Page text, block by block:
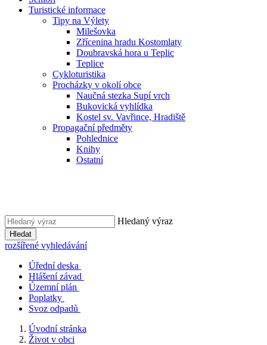
Turistické informace
Tipy na Výlety
Milešovka
Zřícenina hradu Kostomlaty
Doubravská hora u Teplic
Teplice
Cykloturistika
Procházky v okolí obce
Naučná stezka Supí vrch
Bukovická vyhlídka
Kostel sv. Vavřince, Hradiště
Propagační předměty
Pohlednice
Knihy
Ostatní
Hledaný výraz
Hledat
rozšířené vyhledávání
Úřední deska
Hlášení závad
Územní plán
Poplatky
Svoz odpadů
Úvodní stránka
Život v obci